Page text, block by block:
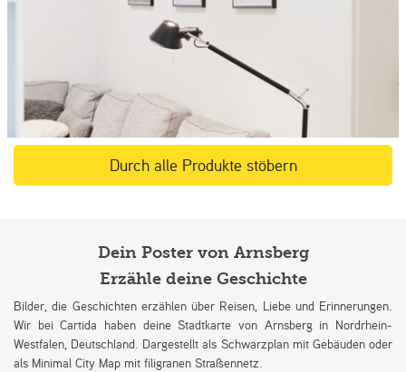
Durch alle Produkte stöbern
Dein Poster von Arnsberg
Erzähle deine Geschichte
Bilder, die Geschichten erzählen über Reisen, Liebe und Erinnerungen.
Wir bei Cartida haben deine Stadtkarte von Arnsberg in Nordrhein-
Westfalen, Deutschland. Dargestellt als Schwarzplan mit Gebäuden oder
als Minimal City Map mit filigranen Straßennetz.